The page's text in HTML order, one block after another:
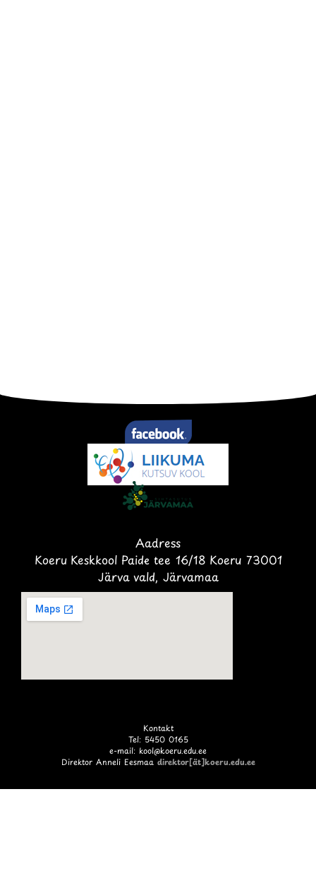
Aadress
Koeru Keskkool Paide tee 16/18 Koeru 73001
Järva vald, Järvamaa
Kontakt
Tel: 5450 0165
e-mail: kool@koeru.edu.ee
Direktor Anneli Eesmaa direktor[ät]koeru.edu.ee